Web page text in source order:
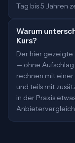
Tag bis 5 Jahren
Warum
Kurs?
Der hier gezeigte
— ohne
rechnen mit
und teils mit
in der Praxis